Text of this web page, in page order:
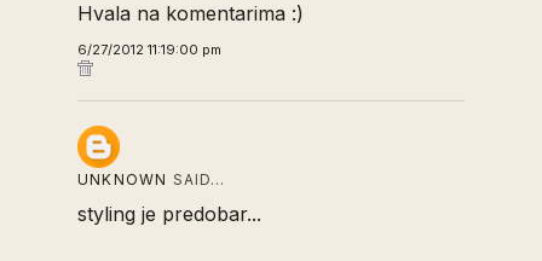
Hvala na komentarima :)
6/27/2012 11:19:00 pm
UNKNOWN SAID…
styling je predobar...